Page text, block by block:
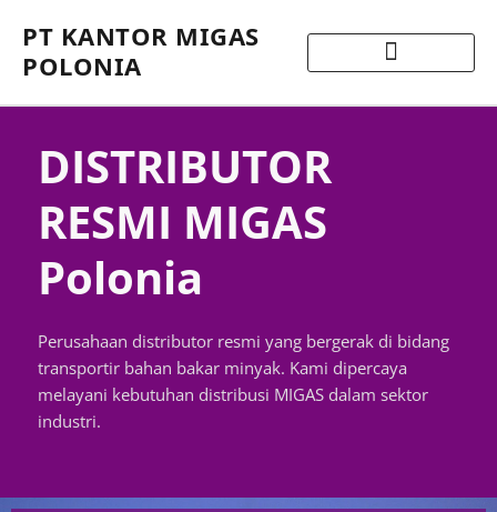
PT KANTOR MIGAS
POLONIA
DISTRIBUTOR
RESMI MIGAS
Polonia
Perusahaan distributor resmi yang bergerak di bidang
transportir bahan bakar minyak. Kami dipercaya
melayani kebutuhan distribusi MIGAS dalam sektor
industri.